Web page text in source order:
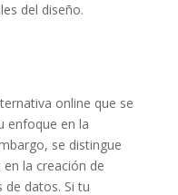
del diseño.
online que se
enfoque en la
se distingue
la creación de
de datos. Si tu